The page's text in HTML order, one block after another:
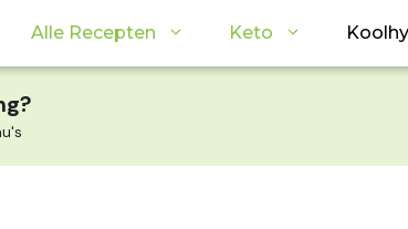
Alle Recepten Keto